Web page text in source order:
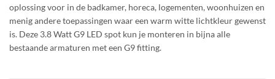
oplossing voor in de badkamer, horeca, logementen, woonhuizen en
menig andere toepassingen waar een warm witte lichtkleur gewenst
is. Deze 3.8 Watt G9 LED spot kun je monteren in bijna alle
bestaande armaturen met een G9 fitting.